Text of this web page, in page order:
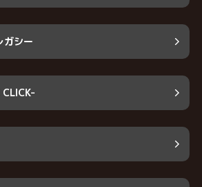
ガシー